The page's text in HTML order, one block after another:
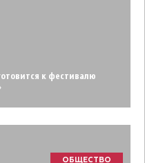
к фестивалю
ОБЩЕСТВО